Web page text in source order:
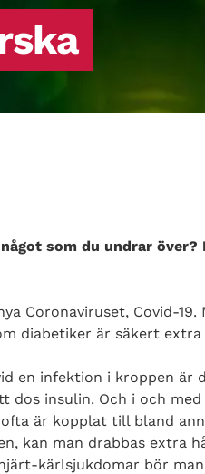
som du undrar över?
Coronaviruset, Covid-19.
diabetiker är säkert
en infektion i kroppen är
dos insulin. Och i och
är kopplat till bland
kan man drabbas extra
kärlsjukdomar bör